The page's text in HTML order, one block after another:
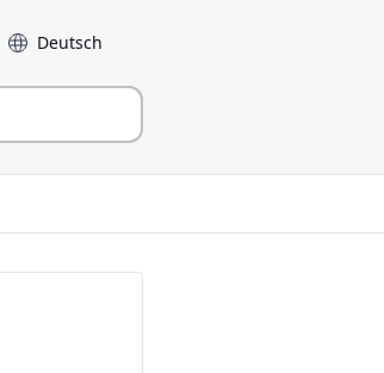
Sprache